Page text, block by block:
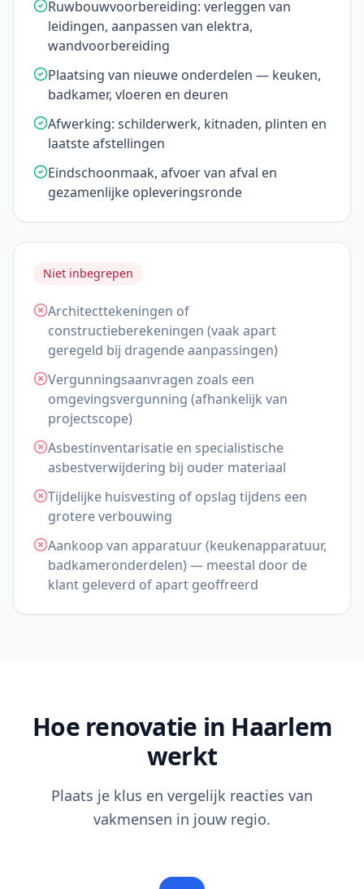
Ruwbouwvoorbereiding: verleggen van
leidingen, aanpassen van elektra,
wandvoorbereiding
Plaatsing van nieuwe onderdelen — keuken,
badkamer, vloeren en deuren
Afwerking: schilderwerk, kitnaden, plinten en
laatste afstellingen
Eindschoonmaak, afvoer van afval en
gezamenlijke opleveringsronde
Niet inbegrepen
Architecttekeningen of
constructieberekeningen (vaak apart
geregeld bij dragende aanpassingen)
Vergunningsaanvragen zoals een
omgevingsvergunning (afhankelijk van
projectscope)
Asbestinventarisatie en specialistische
asbestverwijdering bij ouder materiaal
Tijdelijke huisvesting of opslag tijdens een
grotere verbouwing
Aankoop van apparatuur (keukenapparatuur,
badkameronderdelen) — meestal door de
klant geleverd of apart geoffreerd
Hoe renovatie in Haarlem
werkt
Plaats je klus en vergelijk reacties van
vakmensen in jouw regio.